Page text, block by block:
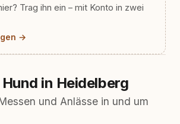
Trag ihn ein – mit Konto in zwei
→
in Heidelberg
und Anlässe in und um